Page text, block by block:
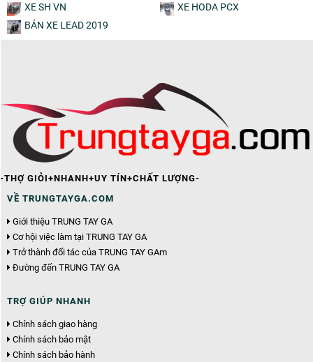
XE SH VN
XE HODA PCX
BÁN XE LEAD 2019
-THỢ GIỎI+NHANH+UY TÍN+CHẤT LƯỢNG-
VỀ TRUNGTAYGA.COM
Giới thiệu TRUNG TAY GA
Cơ hội việc làm tại TRUNG TAY GA
Trở thành đối tác của TRUNG TAY GAm
Đường đến TRUNG TAY GA
TRỢ GIÚP NHANH
Chính sách giao hàng
Chính sách bảo mật
Chính sách bảo hành